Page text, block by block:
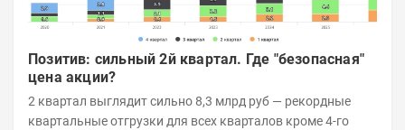
Позитив: сильный 2й квартал. Где "безопасная"
цена акции?
2 квартал выглядит сильно 8,3 млрд руб — рекордные
квартальные отгрузки для всех кварталов кроме 4-го